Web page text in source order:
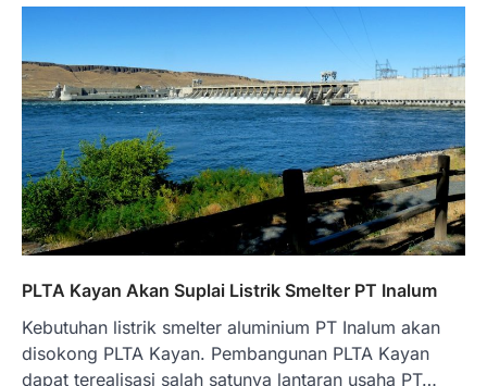
PLTA Kayan Akan Suplai Listrik Smelter PT Inalum
Kebutuhan listrik smelter aluminium PT Inalum akan
disokong PLTA Kayan. Pembangunan PLTA Kayan
dapat terealisasi salah satunya lantaran usaha PT…